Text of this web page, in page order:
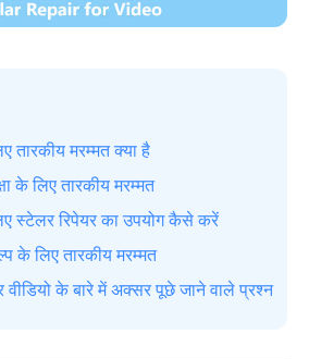
तारकीय मरम्मत क्या है
के लिए तारकीय मरम्मत
स्टेलर रिपेयर का उपयोग कैसे करें
के लिए तारकीय मरम्मत
वीडियो के बारे में अक्सर पूछे जाने वाले प्रश्न